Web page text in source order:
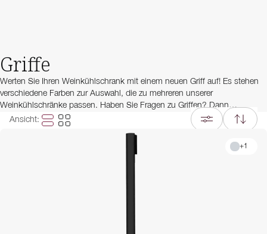
Griffe
Werten Sie Ihren Weinkühlschrank mit einem neuen Griff auf! Es stehen
verschiedene Farben zur Auswahl, die zu mehreren unserer
Weinkühlschränke passen. Haben Sie Fragen zu Griffen? Dann
kontaktieren Sie unseren Kundenservice, wir helfen Ihnen gerne!
Ansicht:
+1